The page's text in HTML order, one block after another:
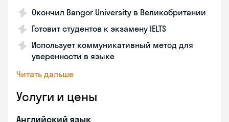
Окончил Bangor University в Великобритании
Готовит студентов к экзамену IELTS
Использует коммуникативный метод для
уверенности в языке
Читать дальше
Услуги и цены
Английский язык